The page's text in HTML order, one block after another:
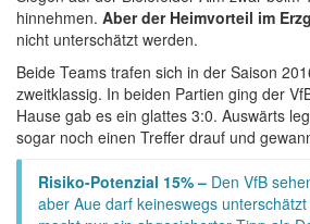
hinnehmen. Aber der Heimvorteil im
nicht unterschätzt werden.
Beide Teams trafen sich in der Saison
zweitklassig. In beiden Partien ging der
Hause gab es ein glattes 3:0. Auswärts
sogar noch einen Treffer drauf und
Risiko-Potenzial 15% – Den VfB
aber Aue darf keineswegs